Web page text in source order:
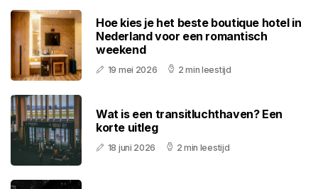
Hoe kies je het beste boutique hotel in
Nederland voor een romantisch
weekend
19 mei 2026 2 min leestijd
Wat is een transitluchthaven? Een
korte uitleg
18 juni 2026 2 min leestijd